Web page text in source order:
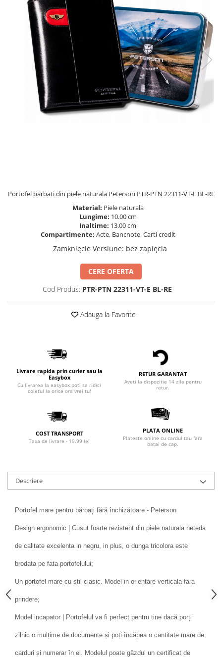
Portofel barbati din piele naturala Peterson PTR-PTN 22311-VT-E BL-RE
Material: Piele naturala
Lungime: 10.00 cm
Inaltime: 13.00 cm
Compartimente: Acte, Bancnote, Carti credit
Zamknięcie Versiune: bez zapięcia
CERE OFERTA
Cod Produs: PTR-PTN 22311-VT-E BL-RE
Adauga la Favorite
Livrare rapida prin curier sau la
Easybox
Cu livrarea la easybox poti sa ridici
coletul la orice ora vrei tu!
RETUR GARANTAT
Aveti la dispozitie 14 zile pentru
retur.
COST TRANSPORT
Taxa de livrare - 19.99 lei
PLATA ONLINE
Plateste online cu cardul tau fara
batai de cap.
Descriere
Portofel mare pentru bărbați fără închizătoare - Peterson
Design ergonomic | Cusut foarte rezistent din piele naturala neteda
de calitate excelenta in negru, in plus, o dunga tricolora este
brodata pe fata portofelului;
Un portofel mare cu stil clasic. Model in orientare verticala fara
prindere;
Model incapator | Portofelul va fi perfect pentru tine dacă porți
zilnic o mulțime de documente și poți încăpea o cantitate mare de
carduri și numerar în el. Modelul poate găzdui un certificat de